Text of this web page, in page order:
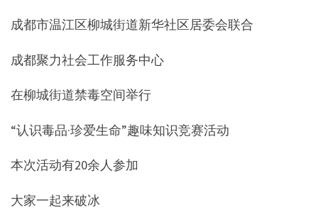
成都市温江区柳城街道新华社区居委会联合
成都聚力社会工作服务中心
在柳城街道禁毒空间举行
“认识毒品·珍爱生命”趣味知识竞赛活动
本次活动有20余人参加
大家一起来破冰